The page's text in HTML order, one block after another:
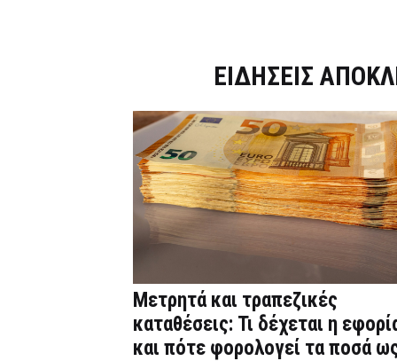
ΕΙΔΗΣΕΙΣ
Μετρητά και τραπεζικές
καταθέσεις: Τι δέχεται η
και πότε φορολογεί τα ποσά